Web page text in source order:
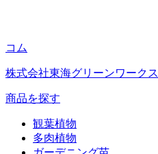
コム
株式会社東海グリーンワークス
商品を探す
観葉植物
多肉植物